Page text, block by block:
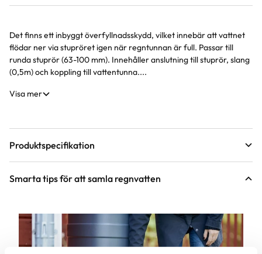
Produktinformation
Det finns ett inbyggt överfyllnadsskydd, vilket innebär att vattnet
flödar ner via stupröret igen när regntunnan är full. Passar till
runda stuprör (63-100 mm). Innehåller anslutning till stuprör, slang
(0,5m) och koppling till vattentunna....
Visa mer
Produktspecifikation
Material Plast
Längd 202 mm
Smarta tips för att samla regnvatten